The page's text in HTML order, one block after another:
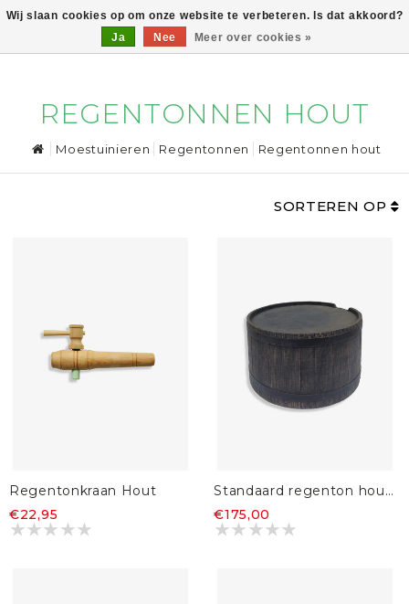
0
REGENTONNEN HOUT
Moestuinieren Regentonnen Regentonnen hout
SORTEREN OP
Regentonkraan Hout
€22,95
Standaard regenton houtnerf
€175,00
Wij slaan cookies op om onze website te verbeteren. Is dat akkoord?
Ja
Nee Meer over cookies »